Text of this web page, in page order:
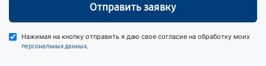
Отправить заявку
Нажимая на кнопку отправить я даю свое согласие на обработку моих
персональных данных.